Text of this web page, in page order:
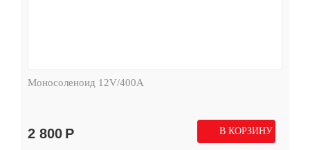
Моносоленоид 12V/400А
2 800 Р В КОРЗИНУ